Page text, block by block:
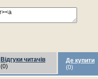
Відгуки читачів
(0)
Де купити
(0)